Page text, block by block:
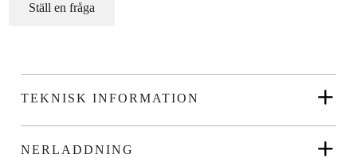
Ställ en fråga
TEKNISK INFORMATION
NERLADDNING